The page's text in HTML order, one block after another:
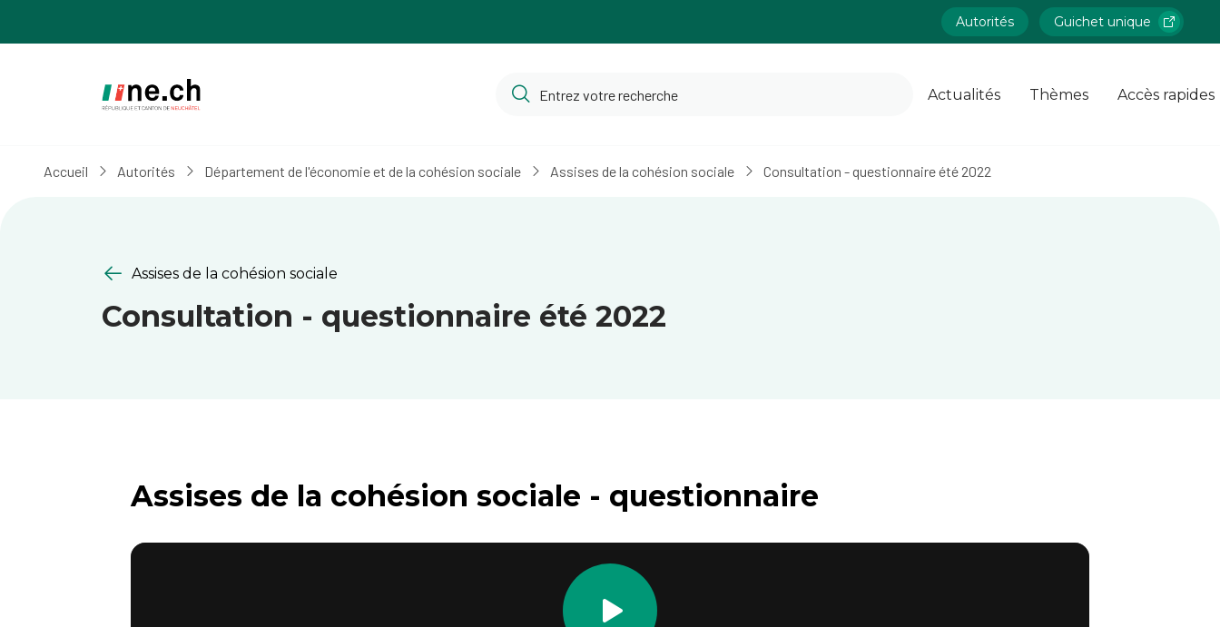
Autorités Guichet unique
Actualités Thèmes Accès rapides
Accueil Autorités Département de l'économie et de la cohésion sociale Assises de la cohésion sociale Consultation - questionnaire été 2022
Assises de la cohésion sociale
Consultation - questionnaire été 2022
Assises de la cohésion sociale - questionnaire